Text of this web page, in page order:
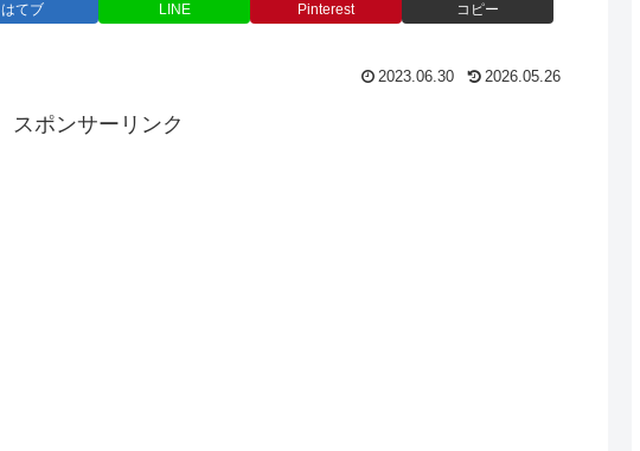
はてブ LINE Pinterest コピー
2023.06.30 2026.05.26
スポンサーリンク